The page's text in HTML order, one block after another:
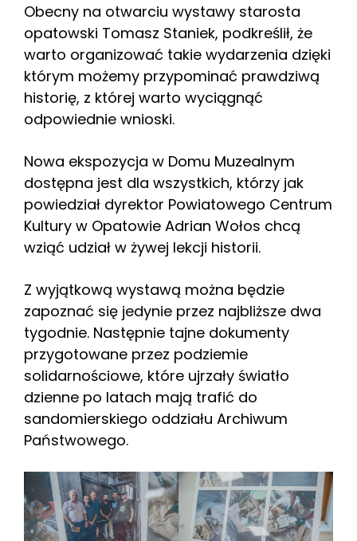
Obecny na otwarciu wystawy starosta
opatowski Tomasz Staniek, podkreślił, że
warto organizować takie wydarzenia dzięki
którym możemy przypominać prawdziwą
historię, z której warto wyciągnąć
odpowiednie wnioski.
Nowa ekspozycja w Domu Muzealnym
dostępna jest dla wszystkich, którzy jak
powiedział dyrektor Powiatowego Centrum
Kultury w Opatowie Adrian Wołos chcą
wziąć udział w żywej lekcji historii.
Z wyjątkową wystawą można będzie
zapoznać się jedynie przez najbliższe dwa
tygodnie. Następnie tajne dokumenty
przygotowane przez podziemie
solidarnościowe, które ujrzały światło
dzienne po latach mają trafić do
sandomierskiego oddziału Archiwum
Państwowego.